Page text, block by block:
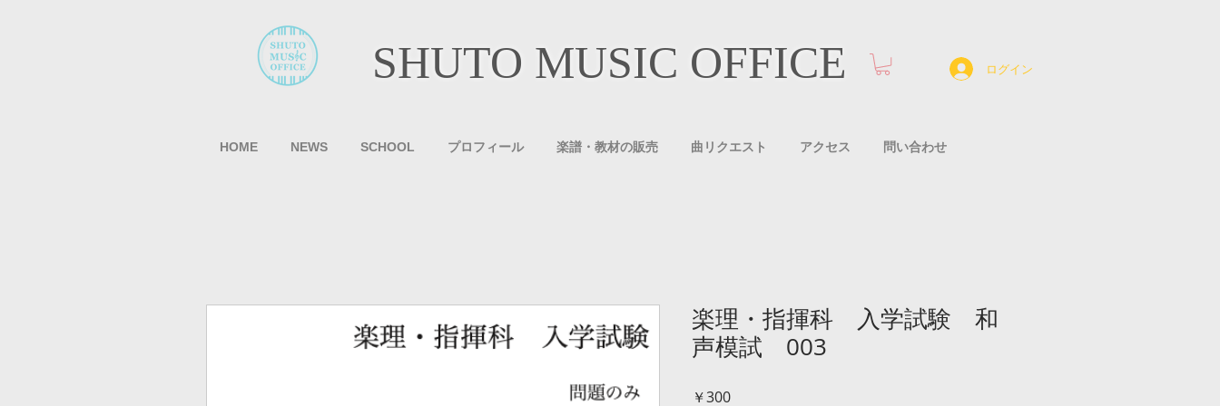
SHUTO MUSIC OFFICE ログイン
HOME NEWS SCHOOL プロフィール 楽譜・教材の販売 曲リクエスト アクセス 問い合わせ
楽理・指揮科 入学試験 和
声模試 003
￥300価